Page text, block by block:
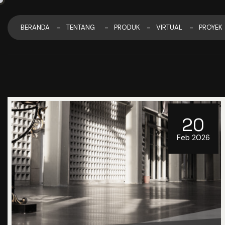
BERANDA TENTANG PRODUK VIRTUAL PROYEK
20
Feb 2026